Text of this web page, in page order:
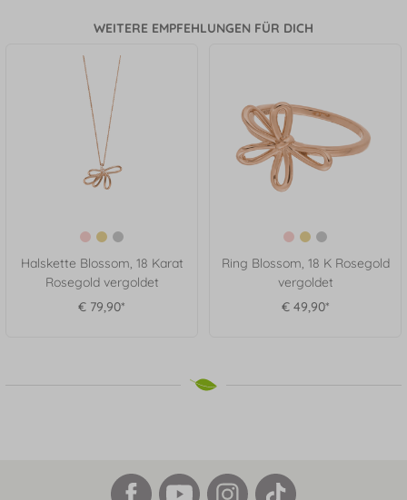
WEITERE EMPFEHLUNGEN FÜR DICH
Halskette Blossom, 18 Karat
Rosegold vergoldet
€ 79,90*
Ring Blossom, 18 K Rosegold
vergoldet
€ 49,90*